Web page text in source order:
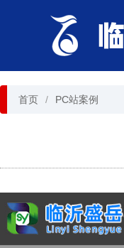
首页 PC站案例